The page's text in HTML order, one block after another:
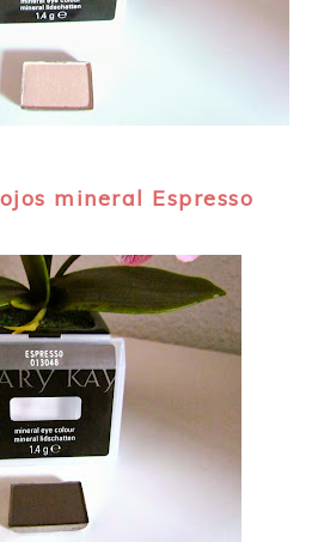
mineral Espresso